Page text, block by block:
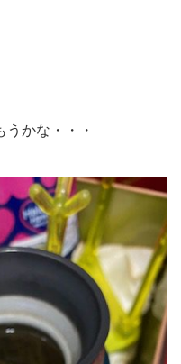
かな・・・